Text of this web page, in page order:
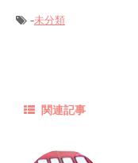
-未分類
関連記事